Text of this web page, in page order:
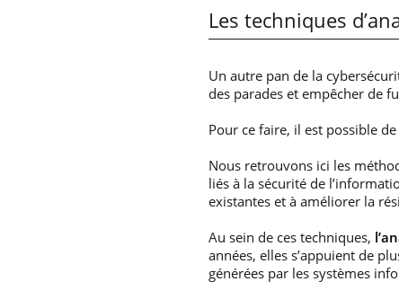
Les techniques
Un autre pan de la
des parades et empêcher de
Pour ce faire, il est possible
Nous retrouvons ici les
liés à la sécurité de
existantes et à améliorer la
Au sein de ces techniques,
années, elles s’appuient de
générées par les systèmes